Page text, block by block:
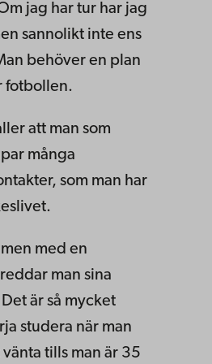
jag har tur har jag
sannolikt inte ens
behöver en plan
fotbollen.
att man som
många
som man har
med en
man sina
är så mycket
studera när man
tills man är 35